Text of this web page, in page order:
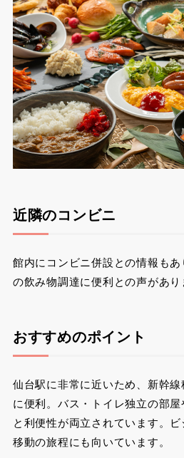
近隣のコンビニ
館内にコンビニ併設との情報も
の飲み物調達に便利との声があり
おすすめのポイント
仙台駅に非常に近いため、新幹
に便利。バス・トイレ独立の部
と利便性が両立されています。
移動の旅程にも向いています。